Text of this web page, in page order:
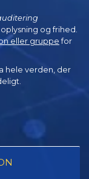
og frihed.
eller gruppe for
hele verden, der